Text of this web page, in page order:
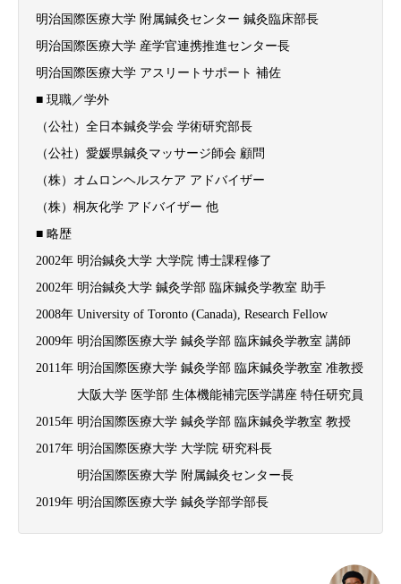
明治国際医療大学 附属鍼灸センター 鍼灸臨床部長
明治国際医療大学 産学官連携推進センター長
明治国際医療大学 アスリートサポート 補佐
■ 現職／学外
（公社）全日本鍼灸学会 学術研究部長
（公社）愛媛県鍼灸マッサージ師会 顧問
（株）オムロンヘルスケア アドバイザー
（株）桐灰化学 アドバイザー 他
■ 略歴
2002年 明治鍼灸大学 大学院 博士課程修了
2002年 明治鍼灸大学 鍼灸学部 臨床鍼灸学教室 助手
2008年 University of Toronto (Canada), Research Fellow
2009年 明治国際医療大学 鍼灸学部 臨床鍼灸学教室 講師
2011年 明治国際医療大学 鍼灸学部 臨床鍼灸学教室 准教授
大阪大学 医学部 生体機能補完医学講座 特任研究員
2015年 明治国際医療大学 鍼灸学部 臨床鍼灸学教室 教授
2017年 明治国際医療大学 大学院 研究科長
明治国際医療大学 附属鍼灸センター長
2019年 明治国際医療大学 鍼灸学部学部長